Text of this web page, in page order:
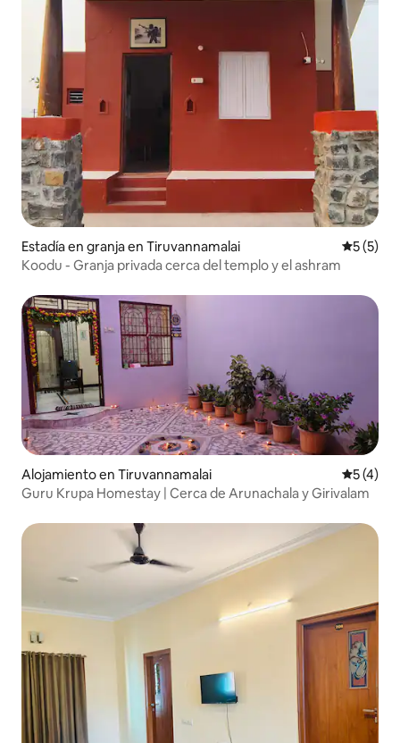
Estadía en granja en Tiruvannamalai
5 (5)
Koodu - Granja privada cerca del templo y el ashram
Alojamiento en Tiruvannamalai
5 (4)
Guru Krupa Homestay | Cerca de Arunachala y Girivalam